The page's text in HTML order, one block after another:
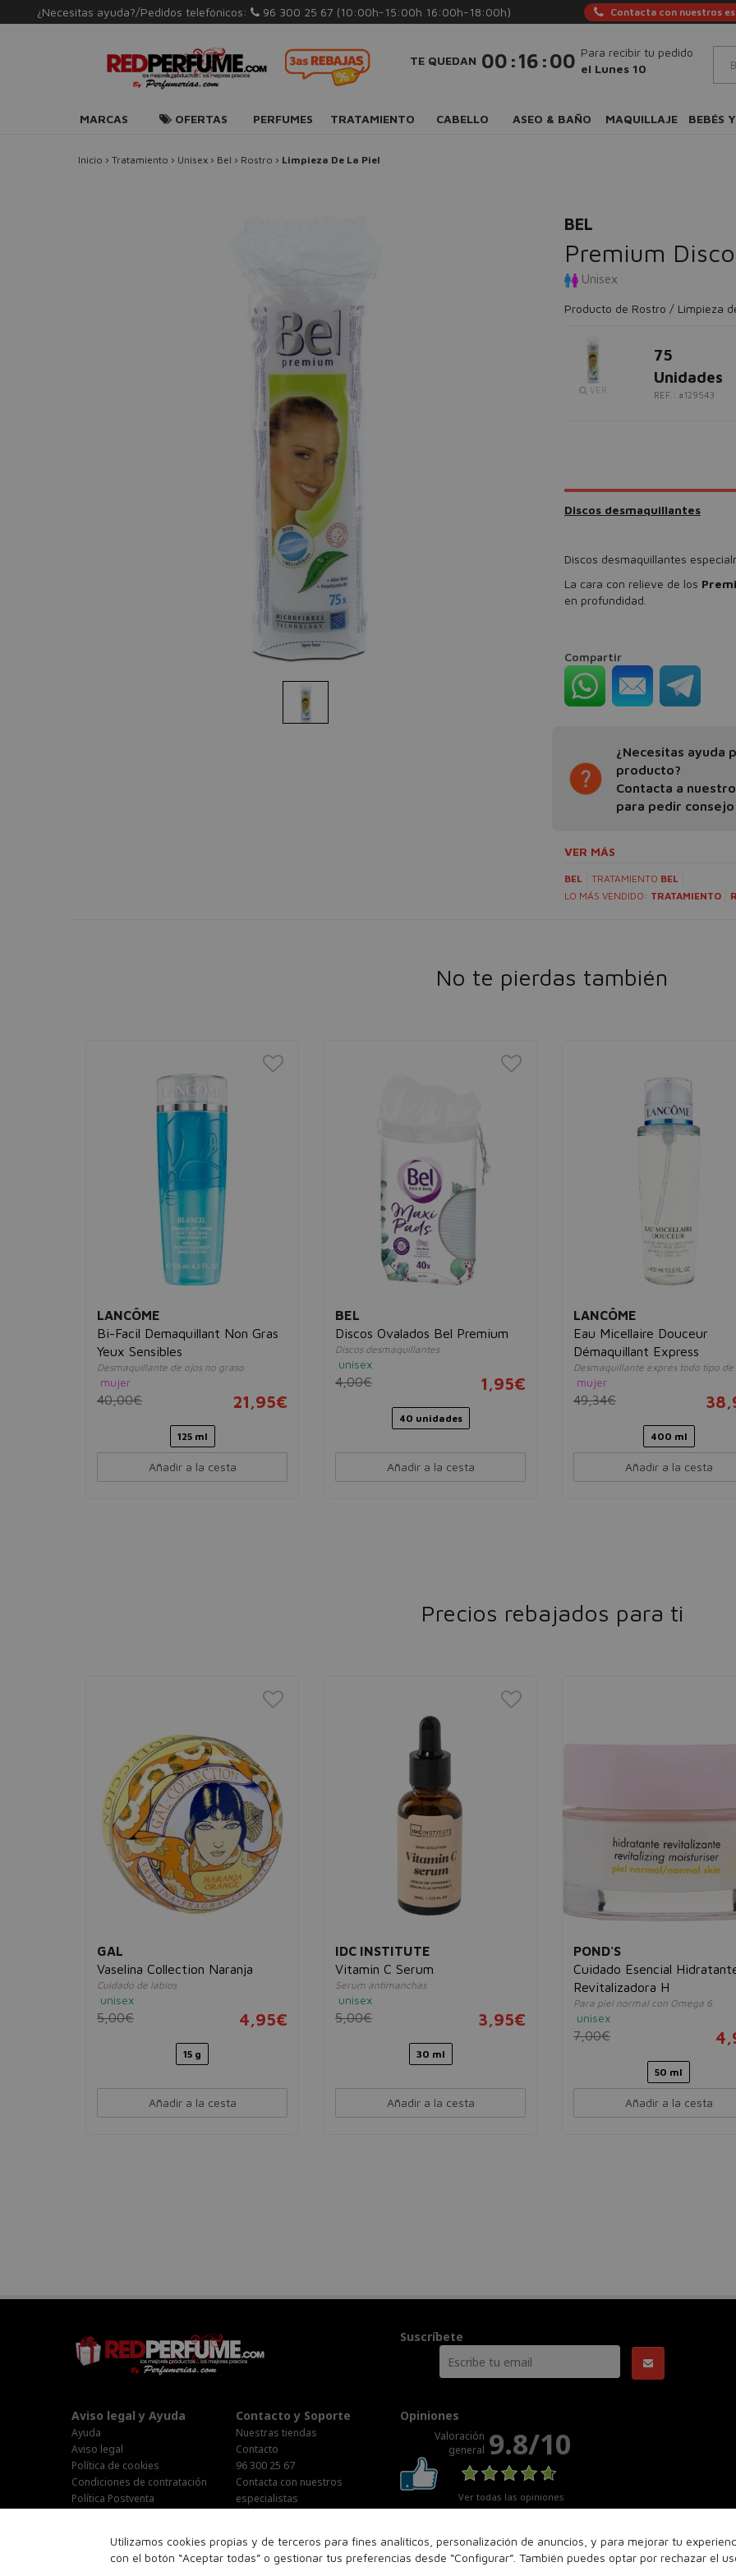
¿Necesitas ayuda?/Pedidos telefónicos: 96 300 25 67 (10:00h-15:00h 16:00h-18:00h) Contacta con nuestros
TE QUEDAN 00 :15 :59 Para recibir tu pedido
el Lunes 10
MARCAS OFERTAS PERFUMES TRATAMIENTO CABELLO ASEO & BAÑO MAQUILLAJE BEBÉS
Inicio › Tratamiento › Unisex › Bel › Rostro › Limpieza De La Piel
BEL
Premium
Unisex
Producto de Rostro / Limpieza
VER
75
Unidades
REF.: #129543
Discos desmaquillantes
Discos desmaquillantes
La cara con relieve de los
en profundidad.
Compartir
¿Necesitas ayuda
producto?
Contacta a
para pedir consejo
VER MÁS
BEL TRATAMIENTO BEL
LO MÁS VENDIDO: TRATAMIENTO
No te pierdas también
LANCÔME
Bi-Facil Demaquillant Non Gras
Yeux Sensibles
Desmaquillante de ojos no graso
mujer
40,00€ 21,95€
125 ml
Añadir a la cesta
BEL
Discos Ovalados Bel Premium
Discos desmaquillantes
unisex
4,00€ 1,95€
40 unidades
Añadir a la cesta
LANCÔME
Eau Micellaire Douceur
Démaquillant Express
Desmaquillante exprés todo tipo de
mujer
49,34€
400 ml
Añadir a la cesta
Precios rebajados para ti
GAL
Vaselina Collection Naranja
Cuidado de labios
unisex
5,00€ 4,95€
15 g
Añadir a la cesta
IDC INSTITUTE
Vitamin C Serum
Serum antimanchas
unisex
5,00€ 3,95€
30 ml
Añadir a la cesta
POND'S
Cuidado Esencial
Revitalizadora H
Para piel normal con Omega 6
unisex
7,00€
50 ml
Añadir a la cesta
Utilizamos cookies propias y de terceros para fines analíticos, personalización de anuncios, y para mejorar tu
con el botón “Aceptar todas” o gestionar tus preferencias desde “Configurar”. También puedes optar por rechazar el
Suscríbete
Aviso legal y Ayuda
Ayuda
Aviso legal
Política de cookies
Condiciones de contratación
Política Postventa
Contacto y Soporte
Nuestras tiendas
Contacto
96 300 25 67
Contacta con nuestros
especialistas
Lunes-Jueves : 9:00h-19:00h
Viernes : 9:00h-14:00h
Opiniones
Valoración
general 9.8/10
Ver todas las opiniones